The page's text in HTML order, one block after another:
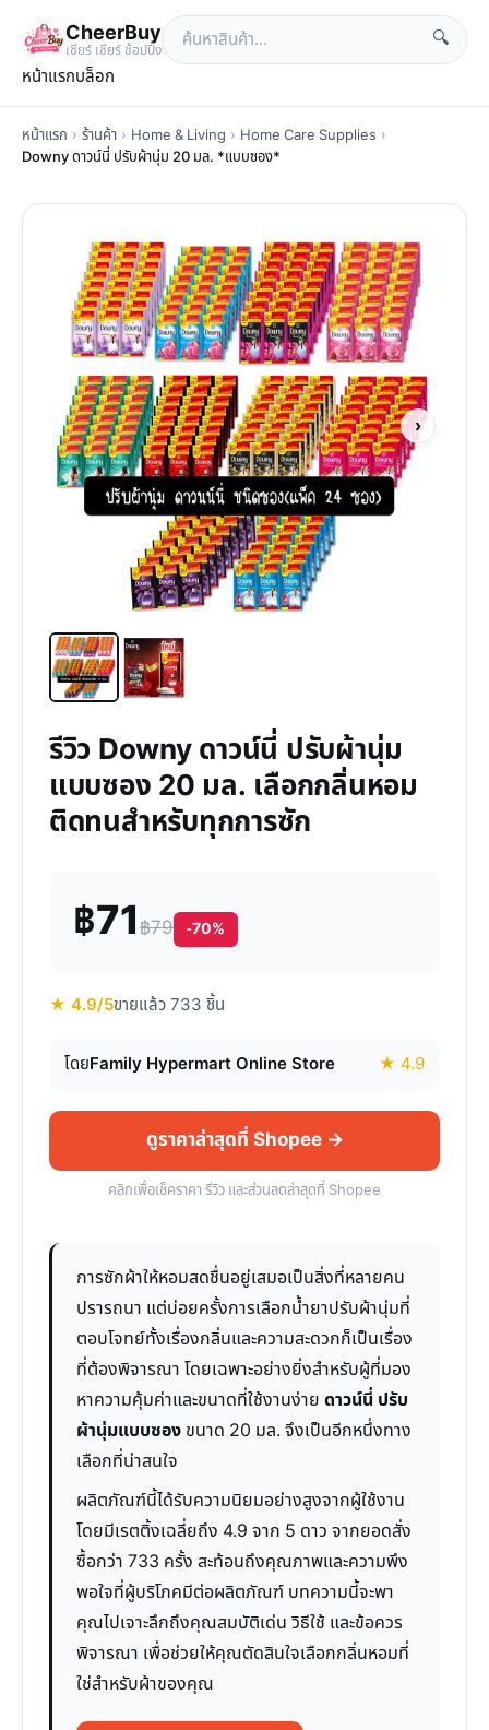
CheerBuy
เซียร์ เซียร์ ช้อปปิ้ง
🔍
หน้าแรกบล็อก
หน้าแรก › ร้านค้า › Home & Living › Home Care Supplies ›
Downy ดาวน์นี่ ปรับผ้านุ่ม 20 มล. *แบบซอง*
›
รีวิว Downy ดาวน์นี่ ปรับผ้านุ่ม
แบบซอง 20 มล. เลือกกลิ่นหอม
ติดทนสำหรับทุกการซัก
฿71฿79 -70%
★ 4.9/5ขายแล้ว 733 ชิ้น
โดยFamily Hypermart Online Store ★ 4.9
ดูราคาล่าสุดที่ Shopee →
คลิกเพื่อเช็คราคา รีวิว และส่วนลดล่าสุดที่ Shopee
การซักผ้าให้หอมสดชื่นอยู่เสมอเป็นสิ่งที่หลายคน
ปรารถนา แต่บ่อยครั้งการเลือกน้ำยาปรับผ้านุ่มที่
ตอบโจทย์ทั้งเรื่องกลิ่นและความสะดวกก็เป็นเรื่อง
ที่ต้องพิจารณา โดยเฉพาะอย่างยิ่งสำหรับผู้ที่มอง
หาความคุ้มค่าและขนาดที่ใช้งานง่าย ดาวน์นี่ ปรับ
ผ้านุ่มแบบซอง ขนาด 20 มล. จึงเป็นอีกหนึ่งทาง
เลือกที่น่าสนใจ
ผลิตภัณฑ์นี้ได้รับความนิยมอย่างสูงจากผู้ใช้งาน
โดยมีเรตติ้งเฉลี่ยถึง 4.9 จาก 5 ดาว จากยอดสั่ง
ซื้อกว่า 733 ครั้ง สะท้อนถึงคุณภาพและความพึง
พอใจที่ผู้บริโภคมีต่อผลิตภัณฑ์ บทความนี้จะพา
คุณไปเจาะลึกถึงคุณสมบัติเด่น วิธีใช้ และข้อควร
พิจารณา เพื่อช่วยให้คุณตัดสินใจเลือกกลิ่นหอมที่
ใช่สำหรับผ้าของคุณ